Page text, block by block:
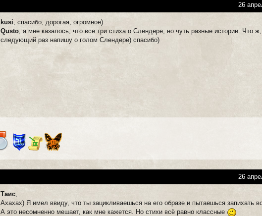
26
kusi , спасибо, дорогая, огромное)
Qusto , а мне казалось, что все три стиха о Слендере, но чуть разные истории. Что
следующий раз напишу о голом Слендере) спасибо)
26
Таис
Ахахах) Я имел ввиду, что ты зацикливаешься на его образе и пытаешься запихать
А это несомненно мешает, как мне кажется. Но стихи всё равно классные